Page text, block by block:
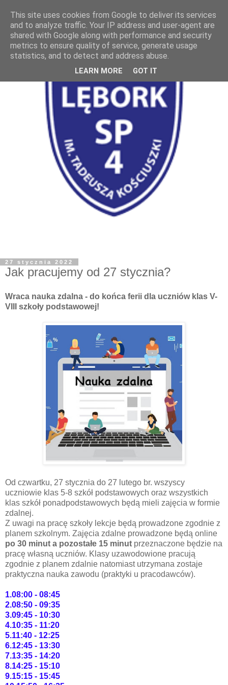
27 stycznia 2022
Jak pracujemy od 27 stycznia?
Wraca nauka zdalna - do końca ferii dla uczniów klas V-
VIII szkoły podstawowej!
Od czwartku, 27 stycznia do 27 lutego br. wszyscy
uczniowie klas 5-8 szkół podstawowych oraz wszystkich
klas szkół ponadpodstawowych będą mieli zajęcia w formie
zdalnej.
Z uwagi na pracę szkoły lekcje będą prowadzone zgodnie z
planem szkolnym. Zajęcia zdalne prowadzone będą online
po 30 minut a pozostałe 15 minut przeznaczone będzie na
pracę własną uczniów. Klasy uzawodowione pracują
zgodnie z planem zdalnie natomiast utrzymana zostaje
praktyczna nauka zawodu (praktyki u pracodawców).
1.08:00 - 08:45
2.08:50 - 09:35
3.09:45 - 10:30
4.10:35 - 11:20
5.11:40 - 12:25
6.12:45 - 13:30
7.13:35 - 14:20
8.14:25 - 15:10
9.15:15 - 15:45
This site uses cookies from Google to deliver its services
and to analyze traffic. Your IP address and user-agent are
shared with Google along with performance and security
metrics to ensure quality of service, generate usage
statistics, and to detect and address abuse.
LEARN MORE GOT IT